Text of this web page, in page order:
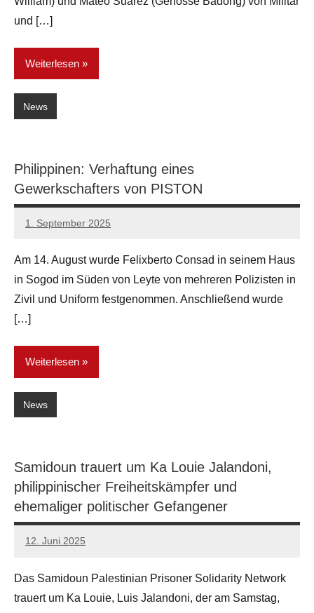
und […]
Weiterlesen
News
Philippinen: Verhaftung eines
Gewerkschafters von PISTON
1. September 2025
network
Am 14. August wurde Felixberto Consad in seinem Haus
in Sogod im Süden von Leyte von mehreren Polizisten in
Zivil und Uniform festgenommen. Anschließend wurde
[…]
Weiterlesen
News
Samidoun trauert um Ka Louie Jalandoni,
philippinischer Freiheitskämpfer und
ehemaliger politischer Gefangener
12. Juni 2025
network
Das Samidoun Palestinian Prisoner Solidarity Network
trauert um Ka Louie, Luis Jalandoni, der am Samstag,